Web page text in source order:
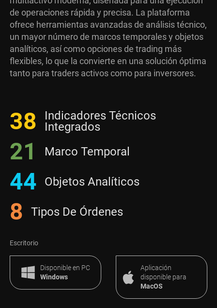
de operaciones rápida y precisa. La plataforma
ofrece herramientas avanzadas de análisis técnico,
un mayor número de marcos temporales y objetos
analíticos, así como opciones de trading más
flexibles, lo que la convierte en una solución óptima
tanto para traders activos como para inversores.
38
Indicadores Técnicos
Integrados
21 Marco Temporal
44 Objetos Analíticos
8 Tipos De Órdenes
Escritorio
Disponible en PC
Windows
Aplicación
disponible para
MacOS